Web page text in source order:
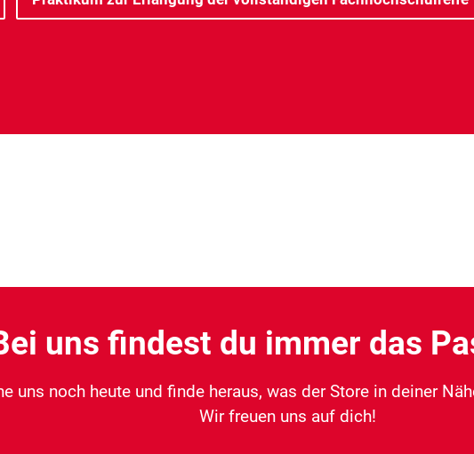
uns findest du immer das
uns noch heute und finde heraus, was der Store in deiner
Wir freuen uns auf dich!